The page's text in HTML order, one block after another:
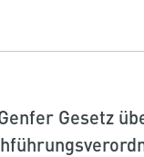
Gesetz